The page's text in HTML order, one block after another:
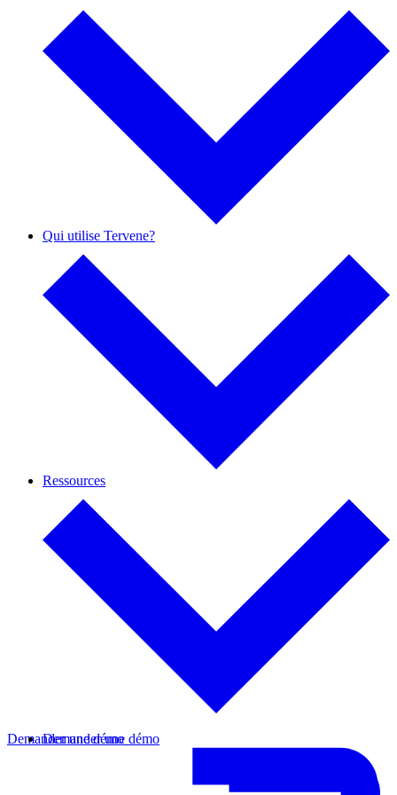
Qui utilise Tervene?
Ressources
Demander une démo
Demander une démo